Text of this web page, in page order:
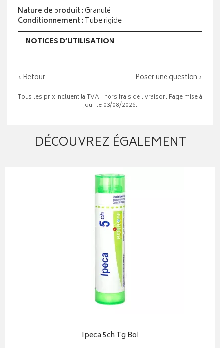
Nature de produit : Granulé
Conditionnement : Tube rigide
NOTICES D’UTILISATION
‹ Retour Poser une question ›
Tous les prix incluent la TVA - hors frais de livraison. Page mise à
jour le 03/08/2026.
DÉCOUVREZ ÉGALEMENT
Ipeca 5ch Tg Boi